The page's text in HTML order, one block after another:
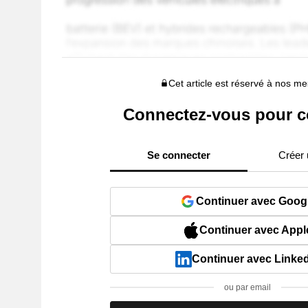
Cet article est réservé à nos
Connectez-vous pour
Se connecter Créer
Continuer avec
Continuer avec
Continuer avec
ou par email